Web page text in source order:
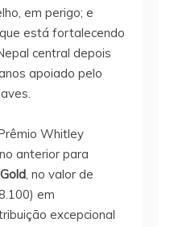
em perigo; e
está fortalecendo
central depois
apoiado pelo
Whitley
anterior para
, no valor de
em
excepcional